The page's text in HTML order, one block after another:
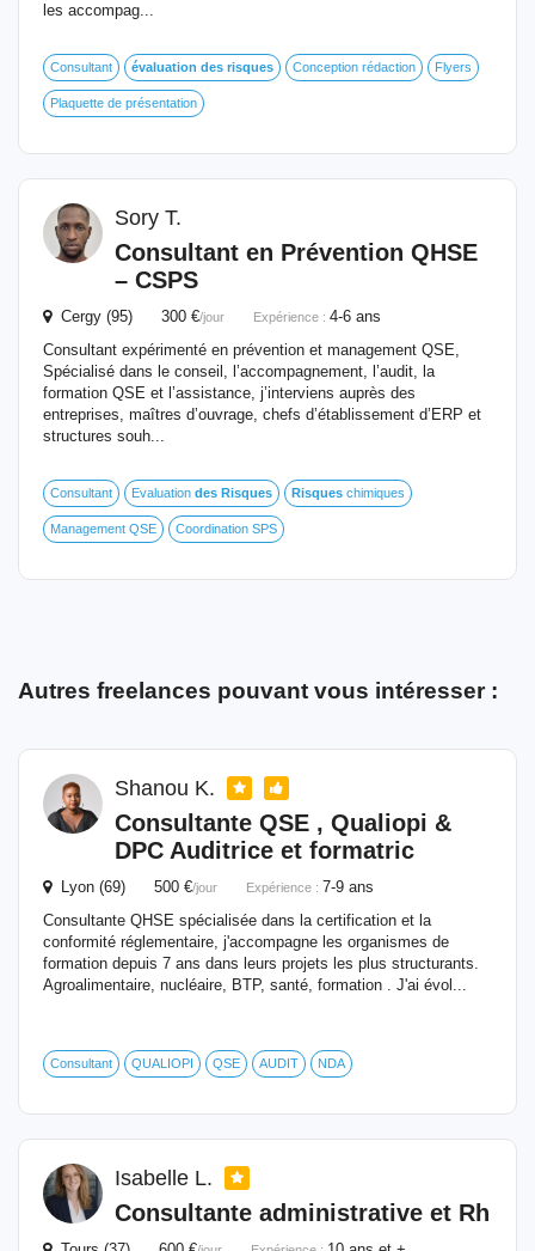
les accompag...
Consultant évaluation des risques Conception rédaction Flyers
Plaquette de présentation
Sory T.
Consultant en Prévention QHSE
– CSPS
Cergy (95) 300 €/jour Expérience : 4-6 ans
Consultant expérimenté en prévention et management QSE,
Spécialisé dans le conseil, l’accompagnement, l’audit, la
formation QSE et l’assistance, j’interviens auprès des
entreprises, maîtres d’ouvrage, chefs d’établissement d’ERP et
structures souh...
Consultant Evaluation des Risques Risques chimiques
Management QSE Coordination SPS
Autres freelances pouvant vous intéresser :
Shanou K.
Consultante QSE , Qualiopi &
DPC Auditrice et formatric
Lyon (69) 500 €/jour Expérience : 7-9 ans
Consultante QHSE spécialisée dans la certification et la
conformité réglementaire, j'accompagne les organismes de
formation depuis 7 ans dans leurs projets les plus structurants.
Agroalimentaire, nucléaire, BTP, santé, formation . J'ai évol...
Consultant QUALIOPI QSE AUDIT NDA
Isabelle L.
Consultante administrative et Rh